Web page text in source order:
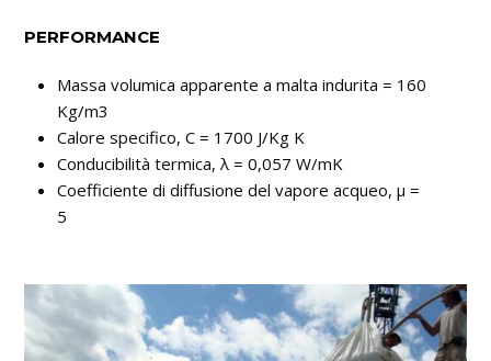
PERFORMANCE
Massa volumica apparente a malta indurita = 160
Kg/m3
Calore specifico, C = 1700 J/Kg K
Conducibilità termica, λ = 0,057 W/mK
Coefficiente di diffusione del vapore acqueo, μ =
5